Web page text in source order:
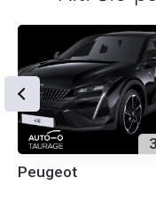
Peugeot